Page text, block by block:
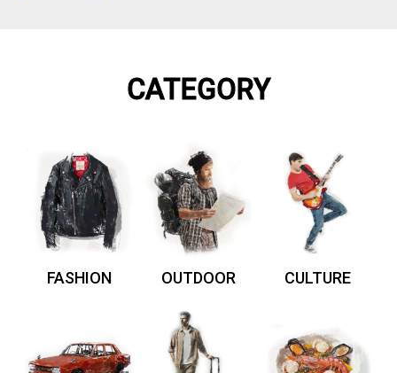
CATEGORY
FASHION OUTDOOR CULTURE